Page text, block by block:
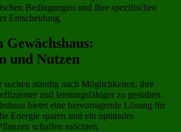
Bedingungen und Ihre spezifischen
Entscheidung.
und Nutzen
suchen ständig nach Möglichkeiten, ihre
und leistungsfähiger zu gestalten.
bietet eine hervorragende Lösung für
Energie sparen und ein optimales
schaffen möchten.